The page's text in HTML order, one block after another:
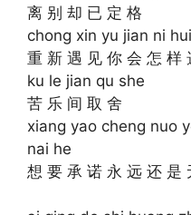
离 别 却 已 定 格
chong xin yu jian ni
重 新 遇 见 你 会 怎 样
ku le jian qu she
苦 乐 间 取 舍
xiang yao cheng nuo
nai he
想 要 承 诺 永 远 还 是